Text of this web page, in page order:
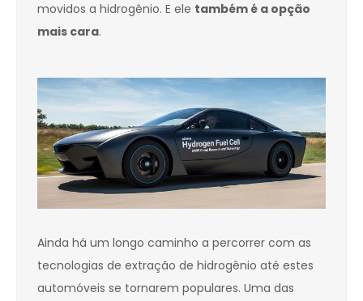
movidos a hidrogênio. E ele também é a opção
mais cara.
Ainda há um longo caminho a percorrer com as
tecnologias de extração de hidrogênio até estes
automóveis se tornarem populares. Uma das